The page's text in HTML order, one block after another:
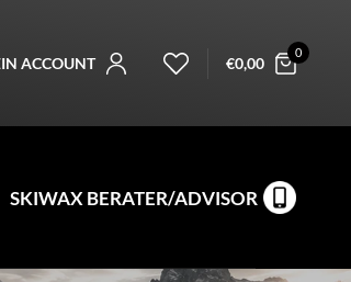
ACCOUNT €0,00
0
SKIWAX BERATER/ADVISOR